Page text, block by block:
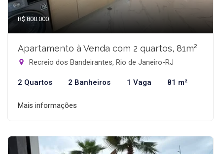
R$ 800.000
Apartamento à Venda com 2 quartos, 81m²
Recreio dos Bandeirantes, Rio de Janeiro-RJ
2 Quartos 2 Banheiros 1 Vaga 81 m²
Mais informações